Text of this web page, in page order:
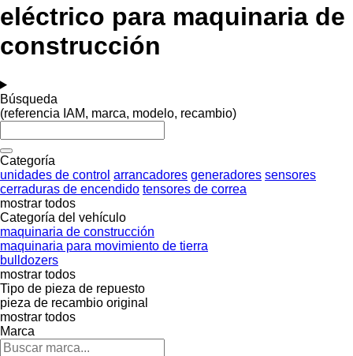
eléctrico para maquinaria de
construcción
Búsqueda
(referencia IAM, marca, modelo, recambio)
Categoría
unidades de control arrancadores generadores sensores
cerraduras de encendido tensores de correa
mostrar todos
Categoría del vehículo
maquinaria de construcción
maquinaria para movimiento de tierra
bulldozers
mostrar todos
Tipo de pieza de repuesto
pieza de recambio original
mostrar todos
Marca